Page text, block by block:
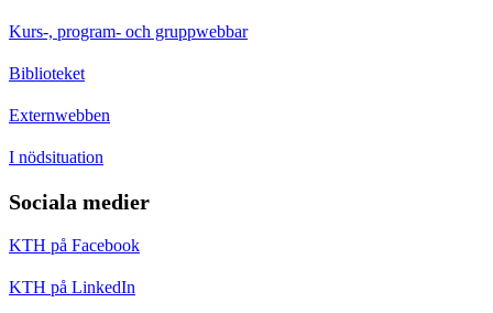
Kurs-, program- och gruppwebbar
Biblioteket
Externwebben
I nödsituation
Sociala medier
KTH på Facebook
KTH på LinkedIn